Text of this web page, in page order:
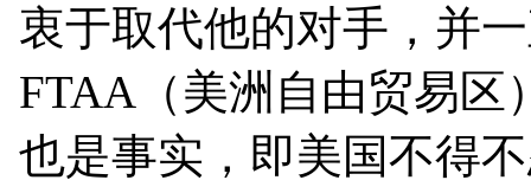
衷于取代他的对手，并
FTAA （美洲自由贸易
也是事实，即美国不得